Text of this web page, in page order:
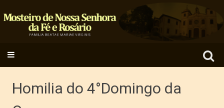
Search
for:
SKIP TO CONTENT
Homilia do 4°Domingo da